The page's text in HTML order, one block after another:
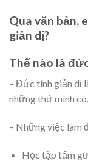
Qua văn bản,
giản dị?
Thế nào là
– Đức tính giản dị
những thứ mình có.
– Những việc làm
Học tập tấm